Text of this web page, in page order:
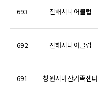
693 진해시니어클럽
692 진해시니어클럽
691 창원시마산가족센터